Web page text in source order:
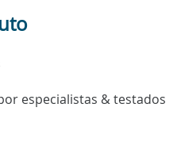
especialistas & testados